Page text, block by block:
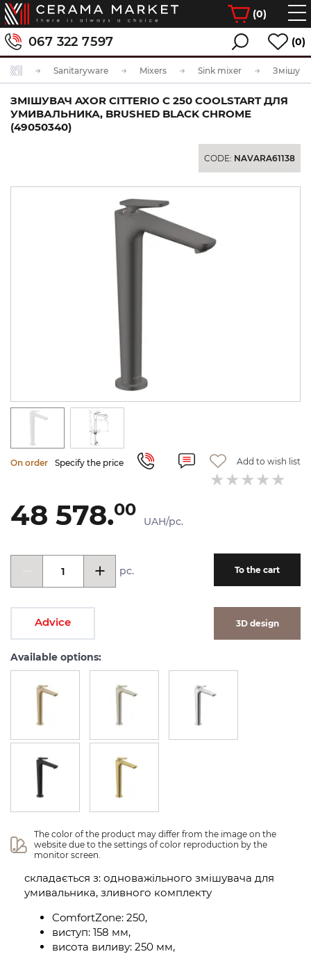
(0)
067 322 7597 (0)
Sanitaryware Mixers Sink mixer
ЗМІШУВАЧ AXOR CITTERIO C 250 COOLSTART ДЛЯ
УМИВАЛЬНИКА, BRUSHED BLACK CHROME
(49050340)
CODE: NAVARA61138
On order Specify the price Add to wish list
48 578.00
UAH/pc.
pc. To the cart
Advice 3D design
Available options:
The color of the product may differ from the image on the
website due to the settings of color reproduction by the
monitor screen.
складається з: одноважільного змішувача для
умивальника, зливного комплекту
ComfortZone: 250,
виступ: 158 мм,
висота виливу: 250 мм,